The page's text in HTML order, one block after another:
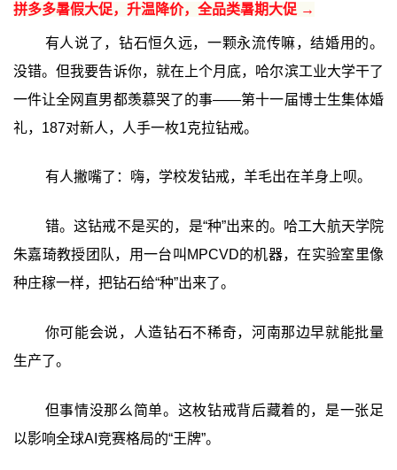
拼多多暑假大促，升温降价，全品类暑期大促 →
有人说了，钻石恒久远，一颗永流传嘛，结婚用的。
没错。但我要告诉你，就在上个月底，哈尔滨工业大学干了
一件让全网直男都羡慕哭了的事——第十一届博士生集体婚
礼，187对新人，人手一枚1克拉钻戒。
有人撇嘴了：嗨，学校发钻戒，羊毛出在羊身上呗。
错。这钻戒不是买的，是“种”出来的。哈工大航天学院
朱嘉琦教授团队，用一台叫MPCVD的机器，在实验室里像
种庄稼一样，把钻石给“种”出来了。
你可能会说，人造钻石不稀奇，河南那边早就能批量
生产了。
但事情没那么简单。这枚钻戒背后藏着的，是一张足
以影响全球AI竞赛格局的“王牌”。